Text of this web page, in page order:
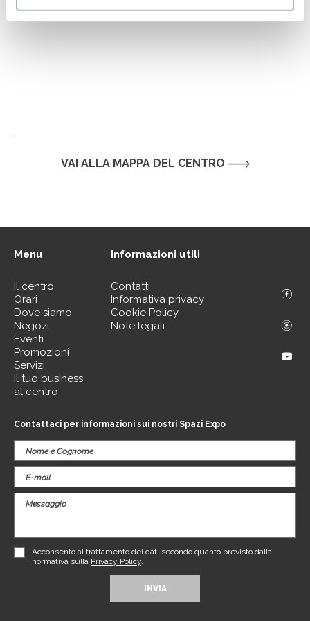
.
VAI ALLA MAPPA DEL CENTRO
Menu
Il centro
Orari
Dove siamo
Negozi
Eventi
Promozioni
Servizi
Il tuo business
al centro
Informazioni utili
Contatti
Informativa privacy
Cookie Policy
Note legali
Contattaci per informazioni sui nostri Spazi Expo
Acconsento al trattamento dei dati secondo quanto previsto dalla
normativa sulla Privacy Policy.